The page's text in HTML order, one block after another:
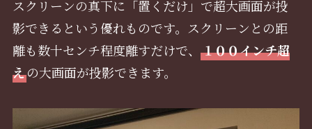
スクリーンの真下に「置くだけ」で超大画面が投
影できるという優れものです。スクリーンとの距
離も数十センチ程度離すだけで、 １００インチ超
えの大画面が投影できます。